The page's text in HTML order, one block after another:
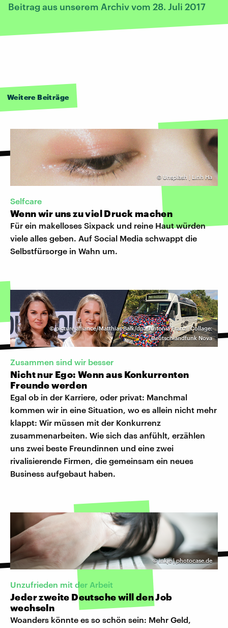
Beitrag aus unserem Archiv vom 28. Juli 2017
Weitere Beiträge
© Unsplash | Linh Ha
Selfcare
Wenn wir uns zu viel Druck machen
Für ein makelloses Sixpack und reine Haut würden
viele alles geben. Auf Social Media schwappt die
Selbstfürsorge in Wahn um.
©picture alliance/Matthias Balk/dpa/Antonia Franz | Collage:
Deutschlandfunk Nova
Zusammen sind wir besser
Nicht nur Ego: Wenn aus Konkurrenten
Freunde werden
Egal ob in der Karriere, oder privat: Manchmal
kommen wir in eine Situation, wo es allein nicht mehr
klappt: Wir müssen mit der Konkurrenz
zusammenarbeiten. Wie sich das anfühlt, erzählen
uns zwei beste Freundinnen und eine zwei
rivalisierende Firmen, die gemeinsam ein neues
Business aufgebaut haben.
©inkje | photocase.de
Unzufrieden mit der Arbeit
Jeder zweite Deutsche will den Job
wechseln
Woanders könnte es so schön sein: Mehr Geld,